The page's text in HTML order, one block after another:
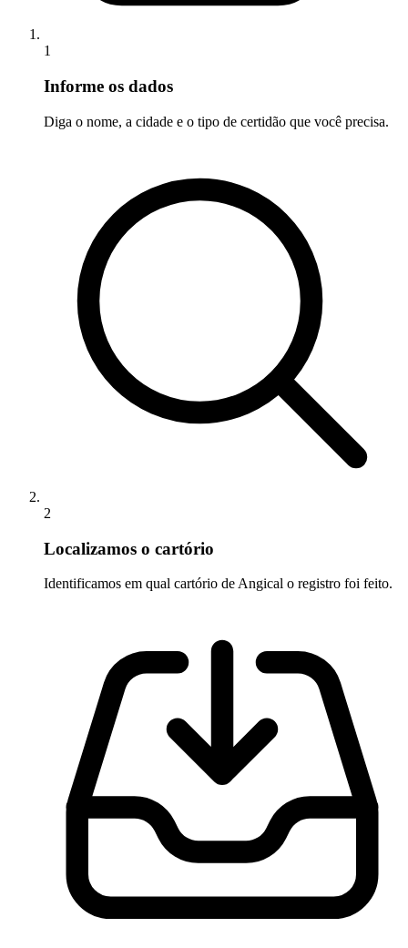
1
Informe os dados
Diga o nome, a cidade e o tipo de certidão que você precisa.
2
Localizamos o cartório
Identificamos em qual cartório de Angical o registro foi feito.